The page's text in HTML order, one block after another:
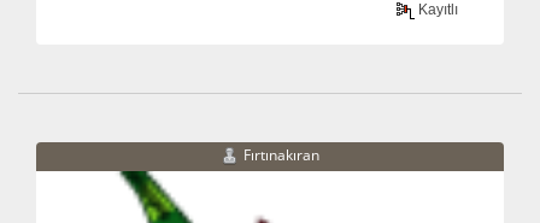
Kayıtlı
Fırtınakıran